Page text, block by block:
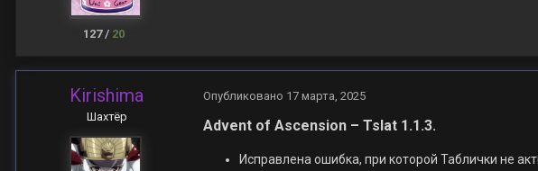
127/ 20
Kirishima
Шахтёр
Опубликовано 17 марта, 2025
Advent of Ascension – Tslat 1.1.3.
Исправлена ошибка, при которой Таблички не